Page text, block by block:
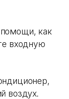
как
входную
воздух.